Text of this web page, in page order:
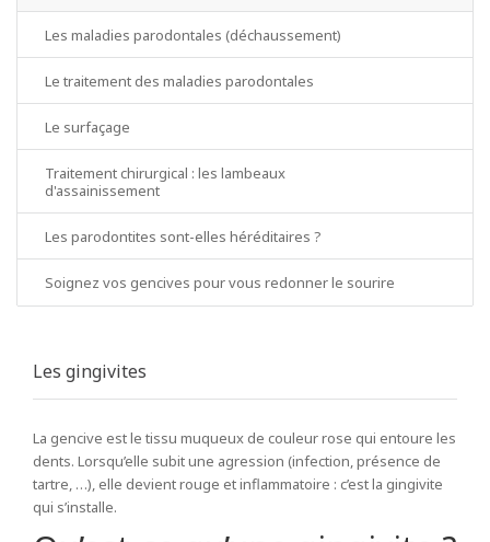
Les maladies parodontales (déchaussement)
Le traitement des maladies parodontales
Le surfaçage
Traitement chirurgical : les lambeaux
d'assainissement
Les parodontites sont-elles héréditaires ?
Soignez vos gencives pour vous redonner le sourire
Les gingivites
La gencive est le tissu muqueux de couleur rose qui entoure les
dents. Lorsqu’elle subit une agression (infection, présence de
tartre, …), elle devient rouge et inflammatoire : c’est la gingivite
qui s’installe.